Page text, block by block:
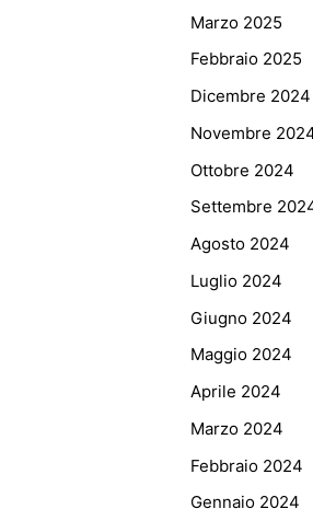
Marzo 2025
Febbraio 2025
Dicembre 2024
Novembre
Ottobre 2024
Settembre
Agosto 2024
Luglio 2024
Giugno 2024
Maggio 2024
Aprile 2024
Marzo 2024
Febbraio 2024
Gennaio 2024